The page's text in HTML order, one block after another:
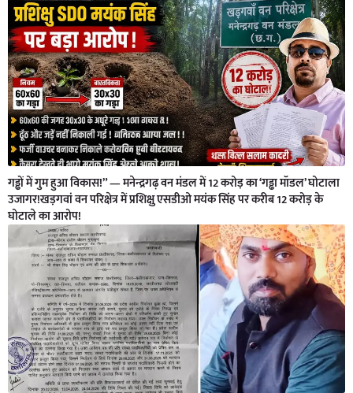
गड्ढों में गुम हुआ विकास!” — मनेन्द्रगढ़ वन मंडल में 12 करोड़ का ‘गड्ढा मॉडल’ घोटाला
उजागर!खड़गवां वन परिक्षेत्र में प्रशिक्षु एसडीओ मयंक सिंह पर करीब 12 करोड़ के
घोटाले का आरोप!